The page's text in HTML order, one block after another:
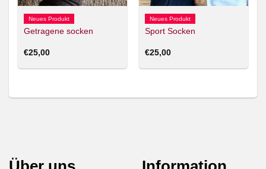
Neues Produkt
Getragene socken
€25,00
Neues Produkt
Sport Socken
€25,00